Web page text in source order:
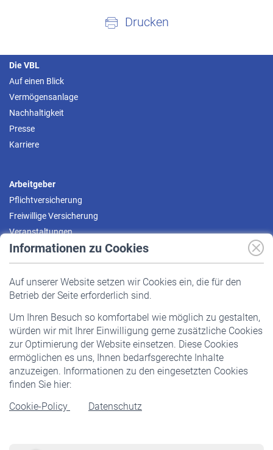
Informationen zu Cookies
Auf unserer Website setzen wir Cookies ein, die für den
Betrieb der Seite erforderlich sind.
Um Ihren Besuch so komfortabel wie möglich zu gestalten,
würden wir mit Ihrer Einwilligung gerne zusätzliche Cookies
zur Optimierung der Website einsetzen. Diese Cookies
ermöglichen es uns, Ihnen bedarfsgerechte Inhalte
anzuzeigen. Informationen zu den eingesetzten Cookies
finden Sie hier:
Cookie-Policy
Datenschutz
Drucken
Die VBL
Auf einen Blick
Vermögensanlage
Nachhaltigkeit
Presse
Karriere
Arbeitgeber
Pflichtversicherung
Freiwillige Versicherung
Veranstaltungen
Pflichtversicherung
Staatliche Förderung
Veranstaltungen
Rentner
Rentenbeginn
Rente beantragen